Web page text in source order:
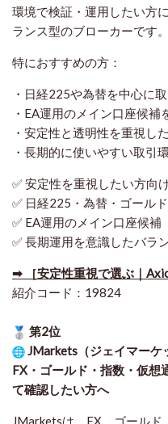
環境で検証・運用したい方
ランス型のブローカーです。
特におすすめの方：
・日経225や為替を中心に
・EA運用のメイン口座候補
・安定性と透明性を重視し
・長期的に使いやすい取引
✅ 安定性を重視したい方向
✅ 日経225・為替・ゴール
✅ EA運用のメイン口座候補
✅ 長期運用を意識したバラ
➡ ［安定性重視で選ぶ｜
紹介コード：19824
第2位
JMarkets（ジェイマーケ
FX・ゴールド・指数・仮想
て確認したい方へ
JMarketsは、FX、ゴール